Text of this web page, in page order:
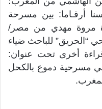
أرقـاما: بين مسرحة
مروة مهدي من مصر/
“الحريق” للباحث ضياء
أخرى تحت عنوان:
مسرحية دموع بالكحل